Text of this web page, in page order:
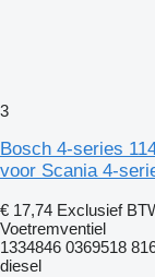
3
Bosch 4-series
voor Scania 4-
€ 17,74 Exclusief
Voetremventiel
1334846 0369518
diesel